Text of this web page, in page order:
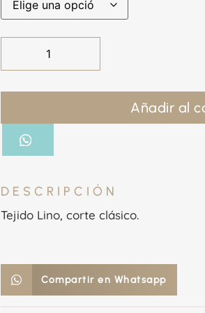
Añadir al
DESCRIPCIÓN
Tejido Lino, corte clásico.
Compartir en Whatsapp